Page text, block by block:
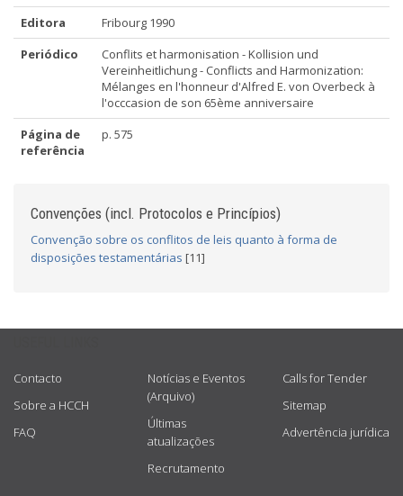
Editora
Fribourg 1990
Periódico
Conflits et harmonisation - Kollision und
Vereinheitlichung - Conflicts and Harmonization:
Mélanges en l'honneur d'Alfred E. von Overbeck à
l'occcasion de son 65ème anniversaire
Página de
referência
p. 575
Convenções (incl. Protocolos e Princípios)
Convenção sobre os conflitos de leis quanto à forma de
disposições testamentárias [11]
Contacto
Sobre a HCCH
FAQ
Notícias e Eventos
(Arquivo)
Últimas
atualizações
Recrutamento
Calls for Tender
Sitemap
Advertência jurídica